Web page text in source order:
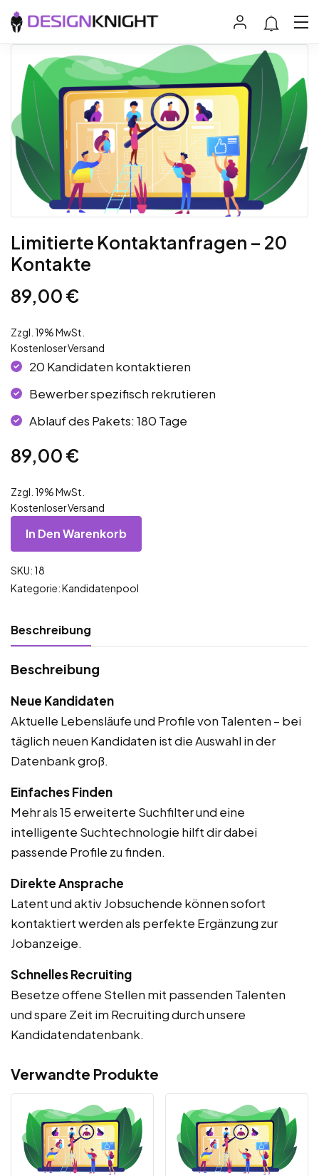
Limitierte Kontaktanfragen – 20
Kontakte
89,00€
Zzgl. 19% MwSt.
Kostenloser Versand
20 Kandidaten kontaktieren
Bewerber spezifisch rekrutieren
Ablauf des Pakets: 180 Tage
89,00€
Zzgl. 19% MwSt.
Kostenloser Versand
In Den Warenkorb
SKU:18
Kategorie:Kandidatenpool
Beschreibung
Beschreibung
Neue Kandidaten
Aktuelle Lebensläufe und Profile von Talenten – bei
täglich neuen Kandidaten ist die Auswahl in der
Datenbank groß.
Einfaches Finden
Mehr als 15 erweiterte Suchfilter und eine
intelligente Suchtechnologie hilft dir dabei
passende Profile zu finden.
Direkte Ansprache
Latent und aktiv Jobsuchende können sofort
kontaktiert werden als perfekte Ergänzung zur
Jobanzeige.
Schnelles Recruiting
Besetze offene Stellen mit passenden Talenten
und spare Zeit im Recruiting durch unsere
Kandidatendatenbank.
Verwandte Produkte